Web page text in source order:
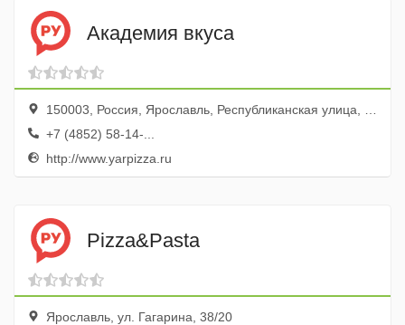
Академия вкуса
150003, Россия, Ярославль, Республиканская улица, 3к5А
+7 (4852) 58-14-...
http://www.yarpizza.ru
Pizza&Pasta
Ярославль, ул. Гагарина, 38/20